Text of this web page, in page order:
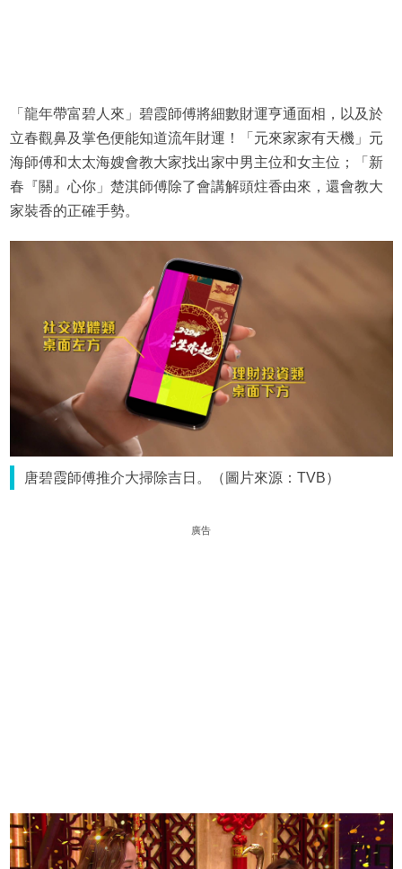
「龍年帶富碧人來」碧霞師傅將細數財運亨通面相，以及於
立春觀鼻及掌色便能知道流年財運！「元來家家有天機」元
海師傅和太太海嫂會教大家找出家中男主位和女主位；「新
春『關』心你」楚淇師傅除了會講解頭炷香由來，還會教大
家裝香的正確手勢。
唐碧霞師傅推介大掃除吉日。（圖片來源：TVB）
廣告